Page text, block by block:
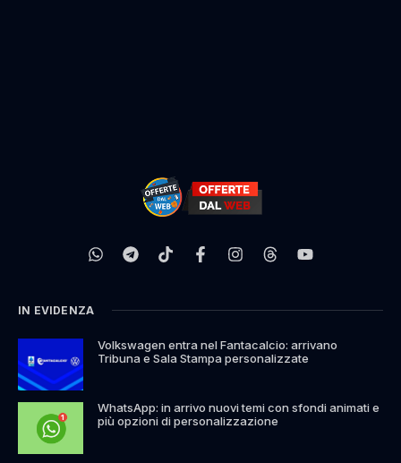
IN EVIDENZA
Volkswagen entra nel Fantacalcio: arrivano
Tribuna e Sala Stampa personalizzate
WhatsApp: in arrivo nuovi temi con sfondi animati e
più opzioni di personalizzazione